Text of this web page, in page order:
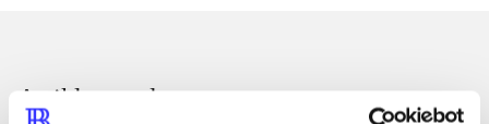
Artikler med samme emner